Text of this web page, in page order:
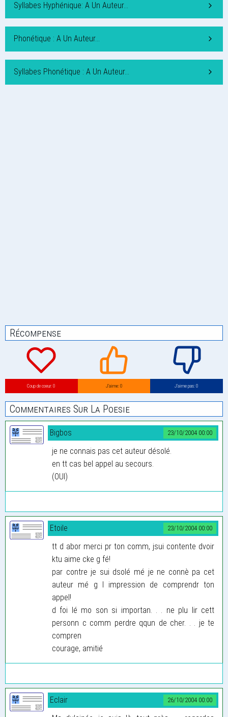
Syllabes Hyphénique: A Un Auteur…
Phonétique : A Un Auteur…
Syllabes Phonétique : A Un Auteur…
Récompense
Coup de coeur: 0 J’aime: 0 J’aime pas: 0
Commentaires Sur La Poesie
23/10/2004 00:00
Bigbos
je ne connais pas cet auteur désolé.
en tt cas bel appel au secours.
(OUI)
23/10/2004 00:00
Etoile
tt d abor merci pr ton comm, jsui contente dvoir
ktu aime cke g fé!
par contre je sui dsolé mé je ne connè pa cet
auteur mé g l impression de comprendr ton
appel!
d foi lé mo son si importan. . . ne plu lir cett
personn c comm perdre qqun de cher. . . je te
compren
courage, amitié
26/10/2004 00:00
Eclair